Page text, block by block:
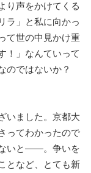
り声をかけてくる
ラ」と私に向かっ
て世の中見かけ重
！」なんていって
のではないか？
いました。京都大
ってわかったので
いと――。争いを
となど、とても新